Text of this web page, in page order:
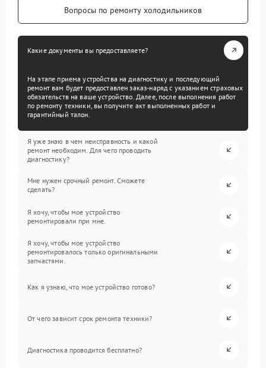
Вопросы по ремонту холодильников
Какие документы вы предоставляете?
На этапе приема устройства на диагностику и последующий
ремонт вам будет предоставлен заказ-наряд с указанием страховых
обязательств на ваше устройство. Далее, после выполнения работ
по ремонту техники, вы получите акт выполненных работ и
гарантийный талон.
Я уже знаю в чем неисправность и какой
ремонт необходим. Для чего проводить
диагностику?
Мне нужен срочный ремонт. Сможете
сделать?
Я хочу, чтобы мое устройство
ремонтировали при мне.
Я хочу, чтобы мое устройство
ремонтировалось только оригинальными
запчастями.
Как я узнаю, что мое устройство готово?
От чего зависит срок ремонта техники?
Диагностика проводится бесплатно?